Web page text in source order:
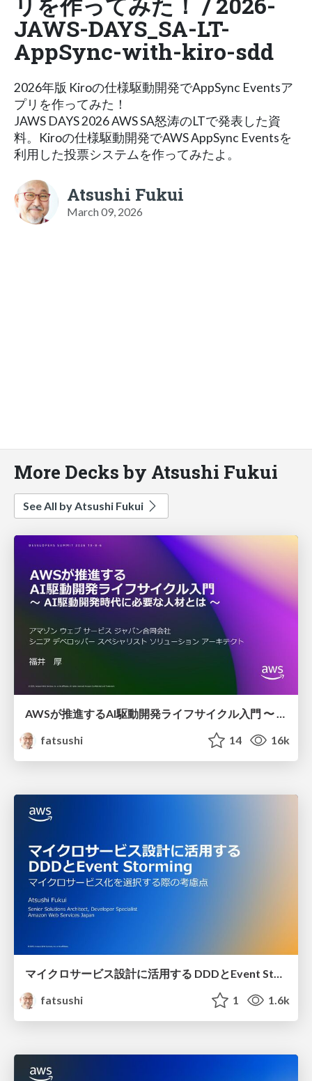
JAWS-DAYS_SA-LT-
AppSync-with-kiro-sdd
2026年版 Kiroの仕様駆動開発で AppSync Eventsア
プリを作ってみた！
JAWS DAYS 2026 AWS SA怒涛のLTで発表した資
料。Kiroの仕様駆動開発でAWS AppSync Eventsを
利用した投票システムを作ってみたよ。
Atsushi Fukui
March 09, 2026
More Decks by Atsushi Fukui
See All by Atsushi Fukui
AWSが推進する AI駆動開発ライフサイクル入門 〜 AI駆動開発時代に必要な人材とは 〜 / introduction_to_aidlc_and_skills
fatsushi
14 16k
fatsushi
1 1.6k